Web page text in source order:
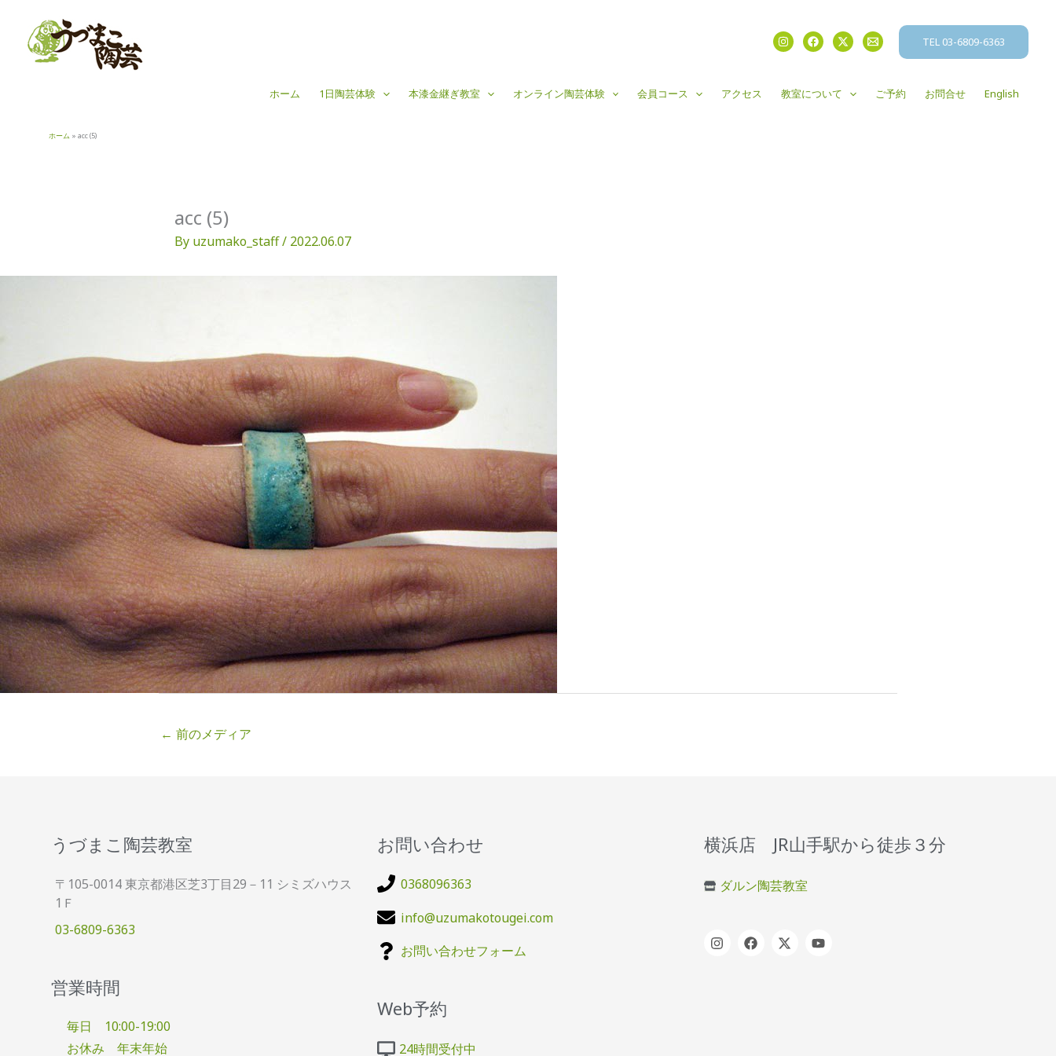
TEL 03-6809-6363
ホーム 1日陶芸体験 本漆金継ぎ教室 オンライン陶芸体験 会員コース アクセス 教室について ご予約 お問合せ English
ホーム acc (5)
acc (5)
By uzumako_staff/ 2022.06.07
← 前のメディア
うづまこ陶芸教室
〒105-0014 東京都港区芝3丁目29－11 シミズハウス
1Ｆ
03-6809-6363
営業時間
毎日 10:00-19:00
お休み 年末年始
お問い合わせ
0368096363
info@uzumakotougei.com
お問い合わせフォーム
Web予約
24時間受付中
横浜店 JR山手駅から徒歩３分
ダルン陶芸教室